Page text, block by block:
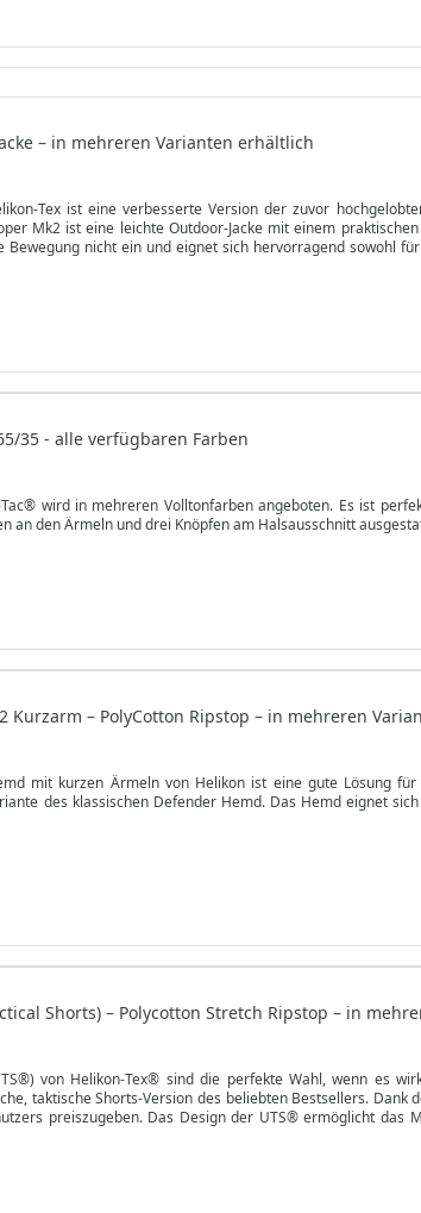
– in mehreren Varianten erhältlich
Tex ist eine verbesserte Version der zuvor
Mk2 ist eine leichte Outdoor-Jacke mit einem
nicht ein und eignet sich hervorragend sowohl
35 - alle verfügbaren Farben
wird in mehreren Volltonfarben angeboten. Es ist
an den Ärmeln und drei Knöpfen am Halsausschnitt
Kurzarm – PolyCotton Ripstop – in mehreren
mit kurzen Ärmeln von Helikon ist eine gute Lösung
Defender Hemd. Das Hemd eignet sich ideal für warme Tage. Der Stoff
Shorts) – Polycotton Stretch Ripstop – in
von Helikon-Tex® sind die perfekte Wahl, wenn es
taktische Shorts-Version des beliebten Bestsellers.
preiszugeben. Das Design der UTS® ermöglicht das